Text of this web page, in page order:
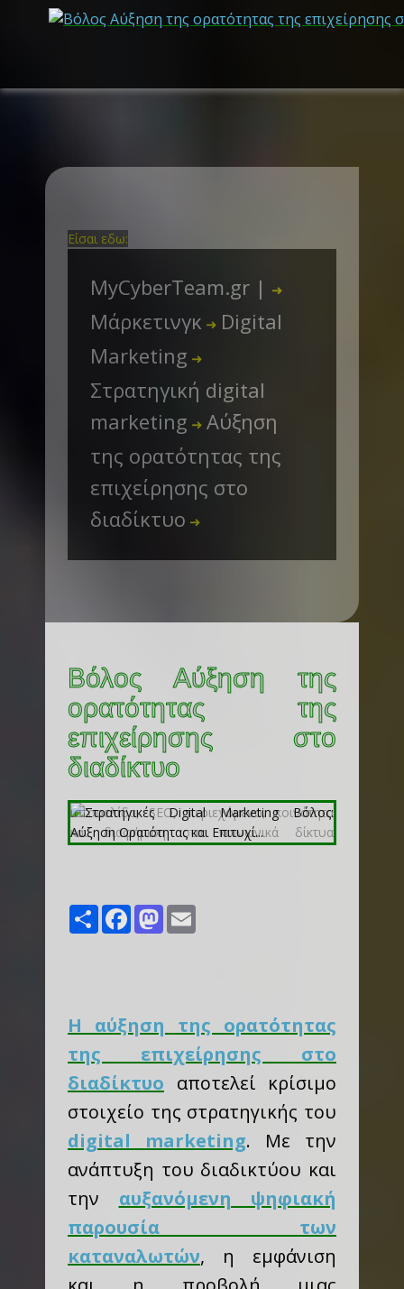
Είσαι εδω:
MyCyberTeam.gr | ➜
Μάρκετινγκ ➜ Digital
Marketing ➜
Στρατηγική digital
marketing ➜ Αύξηση
της ορατότητας της
επιχείρησης στο
διαδίκτυο ➜
Βόλος Αύξηση της
ορατότητας της
επιχείρησης στο
διαδίκτυο
Share FacebookMastodon
Η αύξηση της ορατότητας
της επιχείρησης στο
διαδίκτυο αποτελεί κρίσιμο
στοιχείο της στρατηγικής του
digital marketing. Με την
ανάπτυξη του διαδικτύου και
την αυξανόμενη ψηφιακή
παρουσία των
καταναλωτών, η εμφάνιση